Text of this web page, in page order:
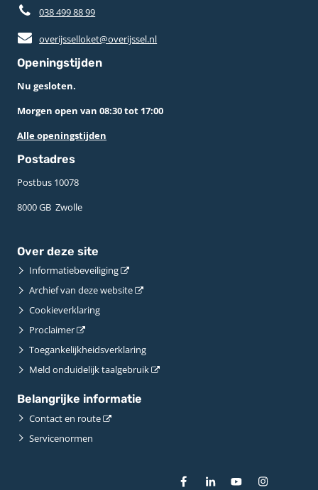
038 499 88 99
overijsselloket@overijssel.nl
Openingstijden
Nu gesloten.
Morgen open van 08:30 tot 17:00
Alle openingstijden
Postadres
Postbus 10078 ­
8000 GB ­ Zwolle
Over deze site
Informatiebeveiliging
Archief van deze website
Cookieverklaring
Proclaimer
Toegankelijkheidsverklaring
Meld onduidelijk taalgebruik
Belangrijke informatie
Contact en route
Servicenormen